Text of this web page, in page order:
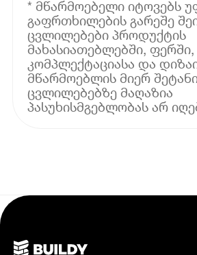
* მწარმოებელი იტოვებს
გაფრთხილების გარეშე
ცვლილებები პროდუქტის
მახასიათებლებში, ფერში,
კომპლექტაციასა და
მწარმოებლის მიერ
ცვლილებებზე მაღაზია
პასუხისმგებლობას არ